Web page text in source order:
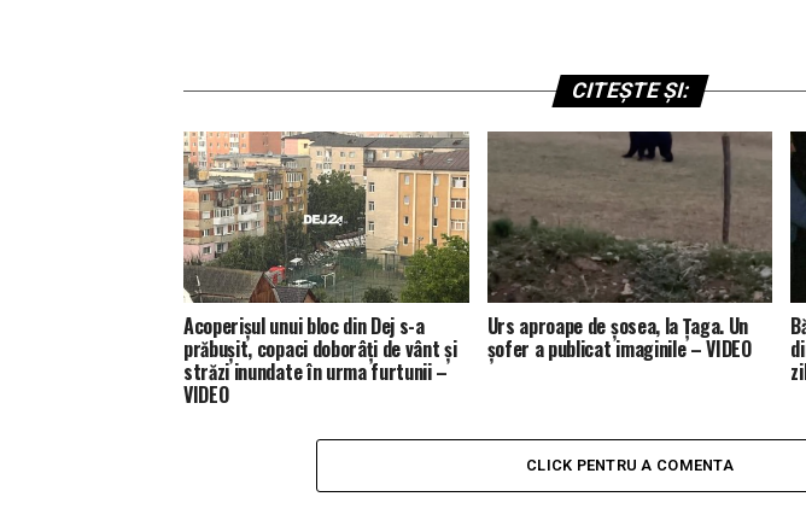
CITEȘTE ȘI:
Acoperișul unui bloc din Dej s-a
prăbușit, copaci doborâți de vânt și
străzi inundate în urma furtunii –
VIDEO
Urs aproape de șosea, la Țaga. Un
șofer a publicat imaginile – VIDEO
CLICK PENTRU A COMENTA